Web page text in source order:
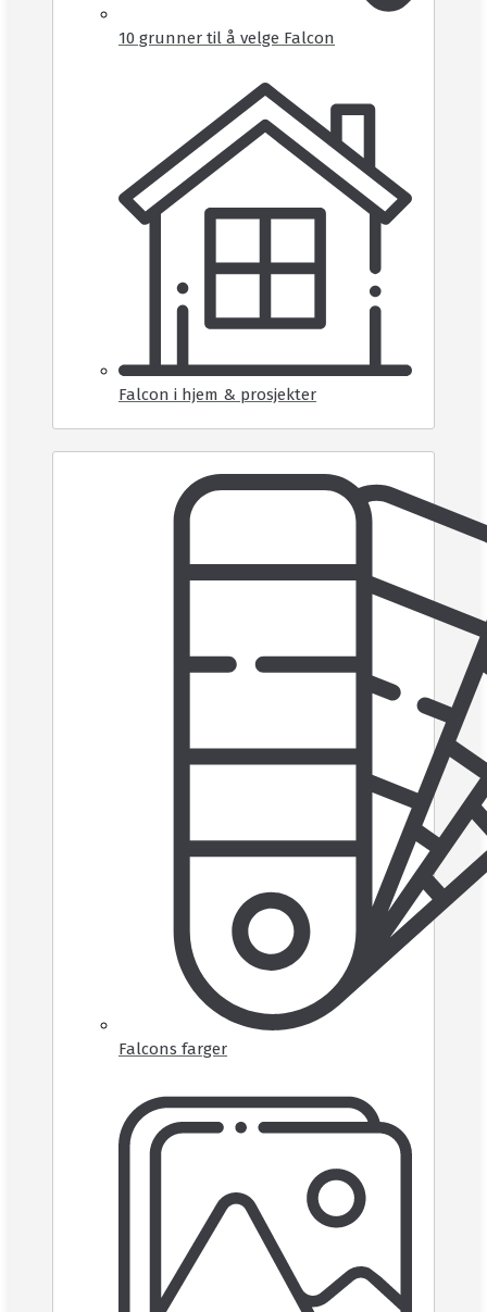
10 grunner til å velge Falcon
Falcon i hjem & prosjekter
Falcons farger